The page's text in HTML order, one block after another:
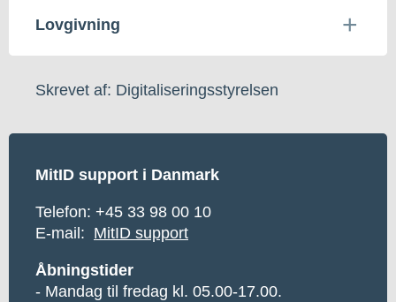
Lovgivning
Skrevet af: Digitaliseringsstyrelsen
MitID support i Danmark
Telefon: +45 33 98 00 10
E-mail: MitID support
Åbningstider
- Mandag til fredag kl. 05.00-17.00.